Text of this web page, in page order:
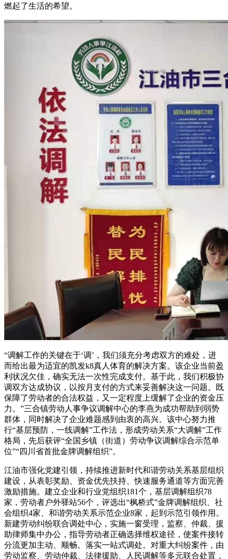
燃起了生活的希望。
“调解工作的关键在于‘调’，我们须充分考虑双方的难处，进
而给出最为适宜的凯发k8真人体育的解决方案。该企业当前盈
利状况欠佳，确实无法一次性完成支付。基于此，我们积极协
调双方达成协议，以按月支付的方式来妥善解决这一问题。既
保障了劳动者的合法权益，又一定程度上缓解了企业的资金压
力。”三合镇劳动人事争议调解中心的李燕为成功帮助到弱势
群体，同时解决了企业难题感到由衷的高兴。该中心努力推
行“基层预防，一线调解”工作法，形成劳动关系“大调解”工作
格局，先后获评“全国乡镇（街道）劳动争议调解综合示范单
位”“四川省首批金牌调解组织”。
江油市强化党建引领，持续推进新时代和谐劳动关系基层组织
建设，从表彰奖励、资金优先扶持、快速服务通道等方面完善
激励措施。建立企业和行业党组织181个，基层调解组织78
家，劳动者户外驿站56个，评选出“枫桥式”金牌调解组织、社
会组织4家、和谐劳动关系示范企业8家，起到示范引领作用。
新建劳动纠纷联合调处中心，实施一窗受理，监察、仲裁、援
助律师集中办公，指导劳动者正确选择维权途径，使案件接转
分流更加主动、顺畅。落实一站式调处。对重大纠纷案件，由
劳动监察、劳动仲裁、法律援助、人民调解等多元联合处置，